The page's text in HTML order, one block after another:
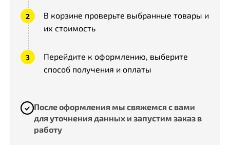
В корзине проверьте выбранные товары и
их стоимость
Перейдите к оформлению, выберите
способ получения и оплаты
После оформления мы свяжемся с вами
для уточнения данных и запустим заказ в
работу